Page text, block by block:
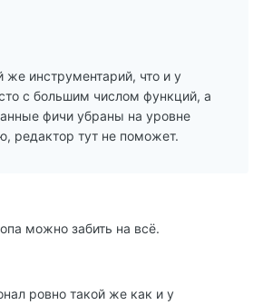
же инструментарий, что и у
с большим числом функций, а
фичи убраны на уровне
редактор тут не поможет.
можно забить на всё.
ровно такой же как и у